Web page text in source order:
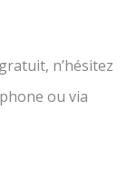
n’hésitez
ou via